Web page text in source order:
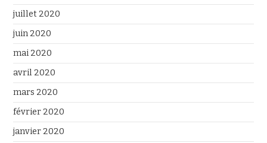
juillet 2020
juin 2020
mai 2020
avril 2020
mars 2020
février 2020
janvier 2020